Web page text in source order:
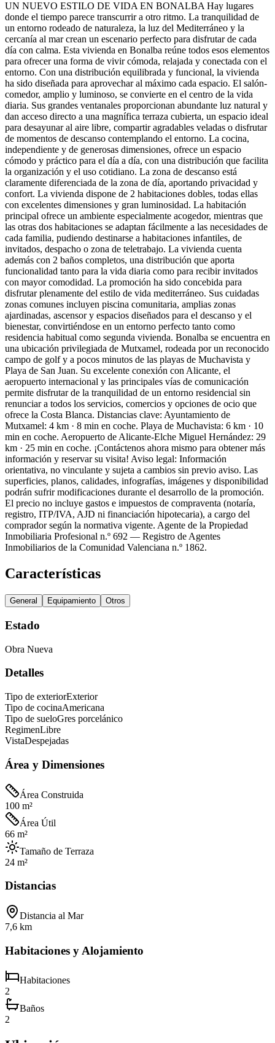
UN NUEVO ESTILO DE VIDA EN BONALBA Hay lugares
donde el tiempo parece transcurrir a otro ritmo. La tranquilidad de
un entorno rodeado de naturaleza, la luz del Mediterráneo y la
cercanía al mar crean un escenario perfecto para disfrutar de cada
día con calma. Esta vivienda en Bonalba reúne todos esos elementos
para ofrecer una forma de vivir cómoda, relajada y conectada con el
entorno. Con una distribución equilibrada y funcional, la vivienda
ha sido diseñada para aprovechar al máximo cada espacio. El salón-
comedor, amplio y luminoso, se convierte en el centro de la vida
diaria. Sus grandes ventanales proporcionan abundante luz natural y
dan acceso directo a una magnífica terraza cubierta, un espacio ideal
para desayunar al aire libre, compartir agradables veladas o disfrutar
de momentos de descanso contemplando el entorno. La cocina,
independiente y de generosas dimensiones, ofrece un espacio
cómodo y práctico para el día a día, con una distribución que facilita
la organización y el uso cotidiano. La zona de descanso está
claramente diferenciada de la zona de día, aportando privacidad y
confort. La vivienda dispone de 2 habitaciones dobles, todas ellas
con excelentes dimensiones y gran luminosidad. La habitación
principal ofrece un ambiente especialmente acogedor, mientras que
las otras dos habitaciones se adaptan fácilmente a las necesidades de
cada familia, pudiendo destinarse a habitaciones infantiles, de
invitados, despacho o zona de teletrabajo. La vivienda cuenta
además con 2 baños completos, una distribución que aporta
funcionalidad tanto para la vida diaria como para recibir invitados
con mayor comodidad. La promoción ha sido concebida para
disfrutar plenamente del estilo de vida mediterráneo. Sus cuidadas
zonas comunes incluyen piscina comunitaria, amplias zonas
ajardinadas, ascensor y espacios diseñados para el descanso y el
bienestar, convirtiéndose en un entorno perfecto tanto como
residencia habitual como segunda vivienda. Bonalba se encuentra en
una ubicación privilegiada de Mutxamel, rodeada por un reconocido
campo de golf y a pocos minutos de las playas de Muchavista y
Playa de San Juan. Su excelente conexión con Alicante, el
aeropuerto internacional y las principales vías de comunicación
permite disfrutar de la tranquilidad de un entorno residencial sin
renunciar a todos los servicios, comercios y opciones de ocio que
ofrece la Costa Blanca. Distancias clave: Ayuntamiento de
Mutxamel: 4 km · 8 min en coche. Playa de Muchavista: 6 km · 10
min en coche. Aeropuerto de Alicante-Elche Miguel Hernández: 29
km · 25 min en coche. ¡Contáctenos ahora mismo para obtener más
información y reservar su visita! Aviso legal: Información
orientativa, no vinculante y sujeta a cambios sin previo aviso. Las
superficies, planos, calidades, infografías, imágenes y disponibilidad
podrán sufrir modificaciones durante el desarrollo de la promoción.
El precio no incluye gastos e impuestos de compraventa (notaría,
registro, ITP/IVA, AJD ni financiación hipotecaria), a cargo del
comprador según la normativa vigente. Agente de la Propiedad
Inmobiliaria Profesional n.º 692 — Registro de Agentes
Inmobiliarios de la Comunidad Valenciana n.º 1862.
Características
General Equipamiento Otros
Estado
Obra Nueva
Detalles
Tipo de exteriorExterior
Tipo de cocinaAmericana
Tipo de sueloGres porcelánico
RegimenLibre
VistaDespejadas
Área y Dimensiones
Área Construida
100 m²
Área Útil
66 m²
Tamaño de Terraza
24 m²
Distancias
Distancia al Mar
7,6 km
Habitaciones y Alojamiento
Habitaciones
2
Baños
2